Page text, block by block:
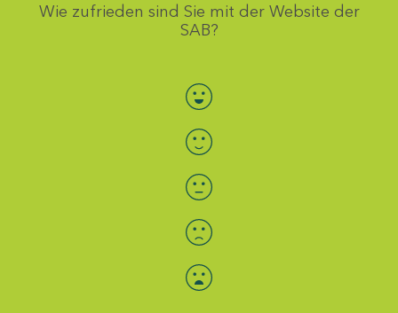
Wie zufrieden sind Sie mit der Website der
SAB?
Bewertung auswählen